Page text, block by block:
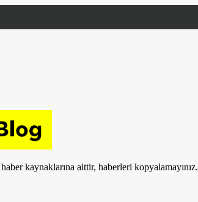
kaynaklarına aittir, haberleri kopyalamayınız.